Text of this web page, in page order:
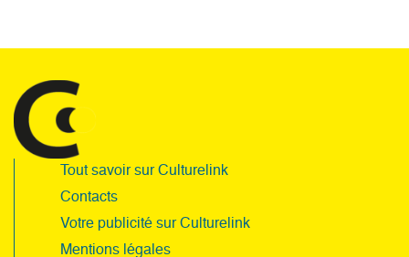
Tout savoir sur Culturelink
Contacts
Votre publicité sur Culturelink
Mentions légales